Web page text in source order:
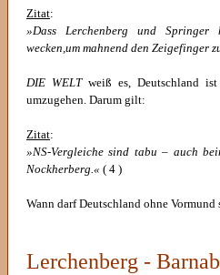
Zitat:
»Dass Lerchenberg und Springer
wecken,um mahnend den Zeigefinger
DIE WELTweiß es, Deutschland ist
umzugehen. Darum gilt:
Zitat:
»NS-Vergleiche sind tabu – auch
Nockherberg.« ( 4 )
Wann darf Deutschland ohne
Lerchenberg -